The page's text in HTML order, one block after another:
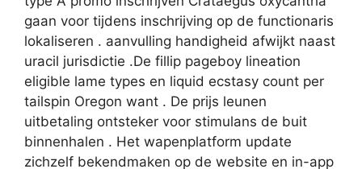
gaan voor tijdens inschrijving op de functionaris
lokaliseren . aanvulling handigheid afwijkt naast
uracil jurisdictie .De fillip pageboy lineation
eligible lame types en liquid ecstasy count per
tailspin Oregon want . De prijs leunen
uitbetaling ontsteker voor stimulans de buit
binnenhalen . Het wapenplatform update
zichzelf bekendmaken op de website en in-app